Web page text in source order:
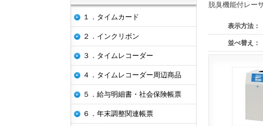
脱臭機能付レー
表示方法：
並べ替え：
１．タイムカード
２．インクリボン
３．タイムレコーダー
４．タイムレコーダー周辺商品
５．給与明細書・社会保険帳票
６．年末調整関連帳票